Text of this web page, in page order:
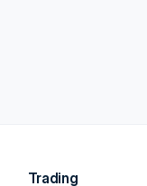
Trading